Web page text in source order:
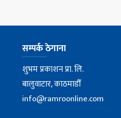
सम्पर्क ठेगाना
शुभम प्रकाशन प्रा. लि.
बालुवाटार, काठमाडौँ
info@ramroonline.com